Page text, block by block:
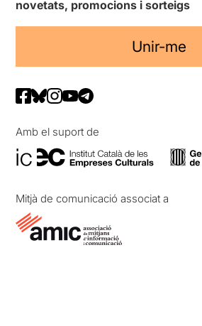
novetats, promocions i sorteigs
Unir-me
Amb el suport de
Mitjà de comunicació associat a